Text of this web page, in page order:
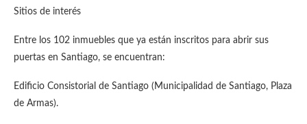
Sitios de interés
Entre los 102 inmuebles que ya están inscritos para abrir sus
puertas en Santiago, se encuentran:
Edificio Consistorial de Santiago (Municipalidad de Santiago, Plaza
de Armas).